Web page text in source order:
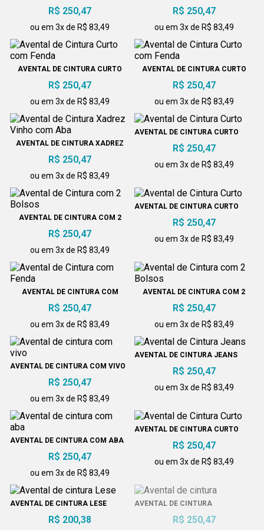
COM FENDA
R$ 250,47
ou em 3x de R$ 83,49
COM FENDA
R$ 250,47
ou em 3x de R$ 83,49
AVENTAL DE CINTURA CURTO
COM FENDA
R$ 250,47
ou em 3x de R$ 83,49
AVENTAL DE CINTURA CURTO
COM FENDA
R$ 250,47
ou em 3x de R$ 83,49
AVENTAL DE CINTURA XADREZ
VINHO COM ABA
R$ 250,47
ou em 3x de R$ 83,49
AVENTAL DE CINTURA CURTO
R$ 250,47
ou em 3x de R$ 83,49
AVENTAL DE CINTURA COM 2
BOLSOS
R$ 250,47
ou em 3x de R$ 83,49
AVENTAL DE CINTURA CURTO
R$ 250,47
ou em 3x de R$ 83,49
AVENTAL DE CINTURA COM
R$ 250,47
ou em 3x de R$ 83,49
AVENTAL DE CINTURA COM 2
BOLSOS
R$ 250,47
ou em 3x de R$ 83,49
AVENTAL DE CINTURA COM VIVO
R$ 250,47
ou em 3x de R$ 83,49
AVENTAL DE CINTURA JEANS
R$ 250,47
ou em 3x de R$ 83,49
AVENTAL DE CINTURA COM ABA
R$ 250,47
ou em 3x de R$ 83,49
AVENTAL DE CINTURA CURTO
R$ 250,47
ou em 3x de R$ 83,49
AVENTAL DE CINTURA LESE
R$ 200,38
AVENTAL DE CINTURA
R$ 250,47